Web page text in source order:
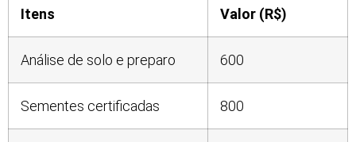
Itens Valor (R$)
Análise de solo e preparo 600
Sementes certificadas 800